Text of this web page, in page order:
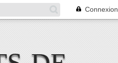
Connexion